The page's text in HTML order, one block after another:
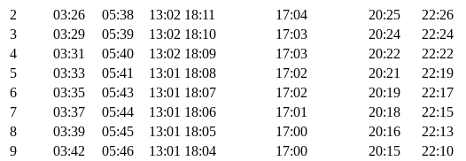
2
03:26 05:38 13:02 18:11 17:04 20:25
22:26
3
03:29 05:39 13:02 18:10 17:03 20:24
22:24
4
03:31 05:40 13:02 18:09 17:03 20:22
22:22
5
03:33 05:41 13:01 18:08 17:02 20:21
22:19
6
03:35 05:43 13:01 18:07 17:02 20:19
22:17
7
03:37 05:44 13:01 18:06 17:01 20:18
22:15
8
03:39 05:45 13:01 18:05 17:00 20:16
22:13
9
03:42 05:46 13:01 18:04 17:00 20:15
22:10